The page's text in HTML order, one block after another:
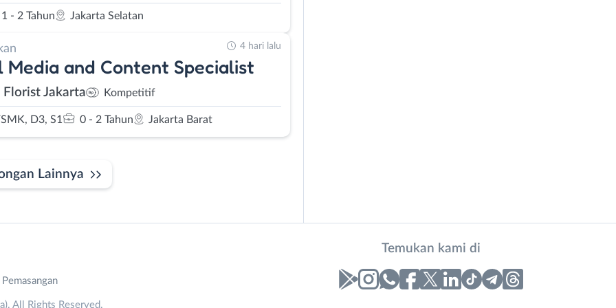
1 - 2 Tahun Jakarta Selatan
Media and Content Specialist
Jakarta Kompetitif
D3, S1 0 - 2 Tahun Jakarta Barat
4 hari lalu
Lainnya
Temukan kami di
All Rights Reserved.